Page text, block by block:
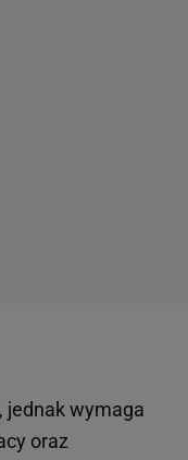
jednak wymaga
oraz